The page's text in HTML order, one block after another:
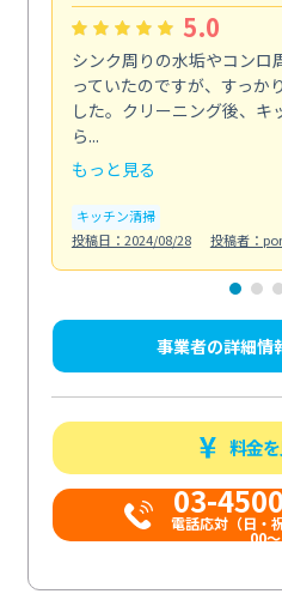
5.0
シンク周りの水垢やコンロ
っていたのですが、すっか
した。クリーニング後、キ
ら...
もっと見る
キッチン清掃
投稿日：2024/08/28
投稿者：
事業者の詳細情
料金
03-
電話応対（日・
00